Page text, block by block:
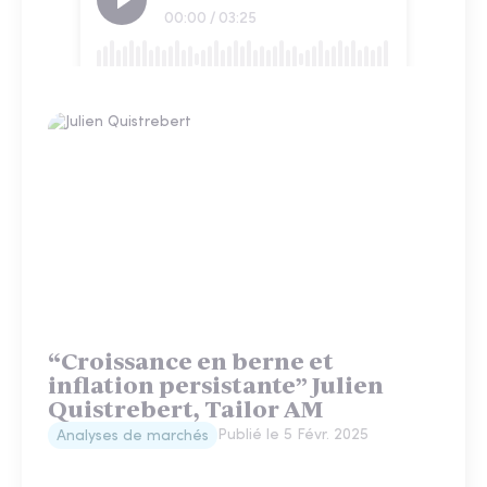
“Croissance en berne et
inflation persistante” Julien
Quistrebert, Tailor AM
Analyses de marchés Publié le 5 Févr. 2025